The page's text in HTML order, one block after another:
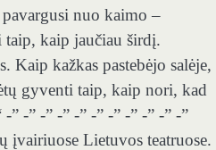
nuo kaimo –
kaip jaučiau širdį.
Kaip kažkas pastebėjo salėje,
gyventi taip, kaip nori, kad
-” -” -” -” -” -” -” -” -” -”
įvairiuose Lietuvos teatruose.